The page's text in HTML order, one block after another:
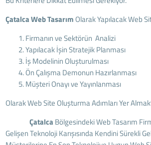
Çatalca Web Tasarım Olarak Yapılacak Web
Firmanın ve Sektörün Analizi
Yapılacak İşin Stratejik Planması
İş Modelinin Oluşturulması
Ön Çalışma Demonun Hazırlanması
Müşteri Onayı ve Yayınlanması
Olarak Web Site Oluşturma Adımları Yer
Çatalca Bölgesindeki Web Tasarım
Gelişen Teknoloji Karışısında Kendini Sürekli